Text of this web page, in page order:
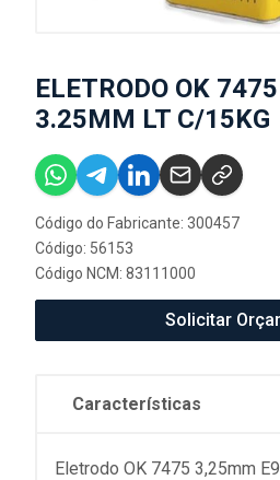
ELETRODO OK
3.25MM LT C/15KG
Código do Fabricante: 300457
Código: 56153
Código NCM: 83111000
Solicitar
Características
Eletrodo OK 7475 3,25mm